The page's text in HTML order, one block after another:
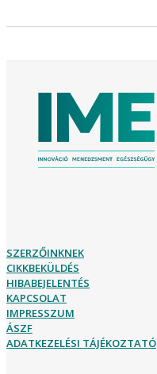
SZERZŐINKNEK
CIKKBEKÜLDÉS
HIBABEJELENTÉS
KAPCSOLAT
IMPRESSZUM
ÁSZF
ADATKEZELÉSI TÁJÉKOZTATÓ